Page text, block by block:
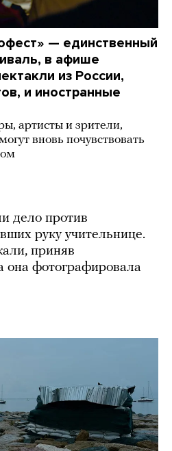
— единственный
в афише
из России,
и иностранные
артисты и зрители,
вновь почувствовать
дело против
руку учительнице.
приняв
она фотографировала